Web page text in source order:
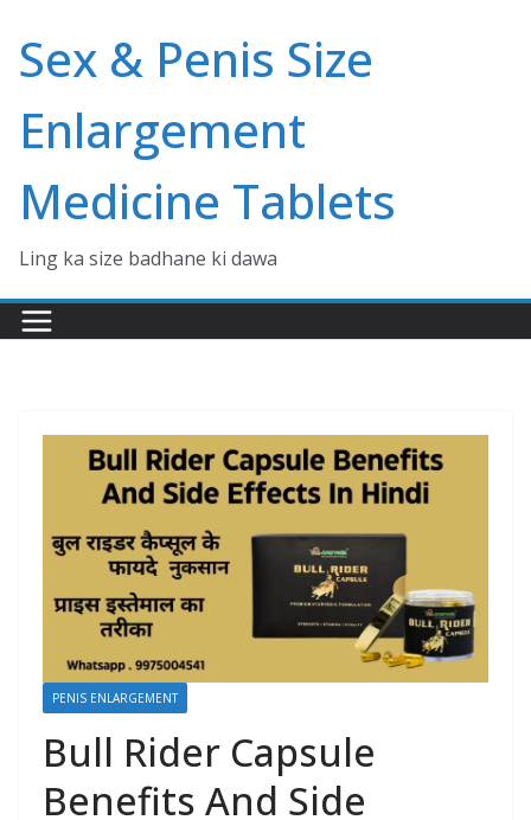
content
Sex & Penis Size
Enlargement
Medicine Tablets
Ling ka size badhane ki dawa
PENIS ENLARGEMENT
Bull Rider Capsule
Benefits And Side